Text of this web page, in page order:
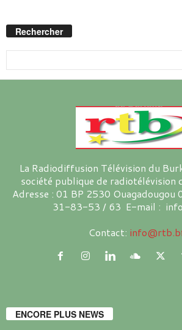
Rechercher
La Radiodiffusion Télévision du
société publique de radiotélévision
Adresse : 01 BP 2530
31-83-53 / 63 E-mail :
Contact:
ENCORE PLUS NEWS